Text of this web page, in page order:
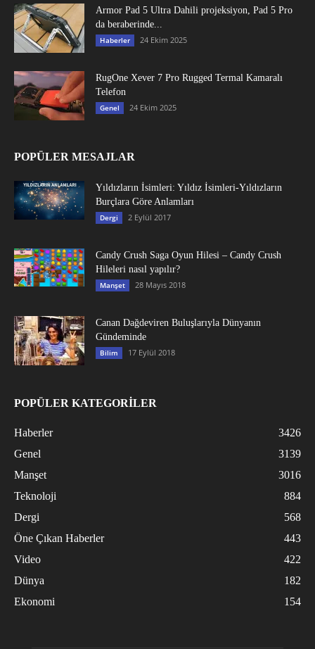
Armor Pad 5 Ultra Dahili projeksiyon, Pad 5 Pro
da beraberinde...
Haberler 24 Ekim 2025
RugOne Xever 7 Pro Rugged Termal Kamaralı
Telefon
Genel 24 Ekim 2025
POPÜLER MESAJLAR
Yıldızların İsimleri: Yıldız İsimleri-Yıldızların
Burçlara Göre Anlamları
Dergi 2 Eylül 2017
Candy Crush Saga Oyun Hilesi – Candy Crush
Hileleri nasıl yapılır?
Manşet 28 Mayıs 2018
Canan Dağdeviren Buluşlarıyla Dünyanın
Gündeminde
Bilim 17 Eylül 2018
POPÜLER KATEGORİLER
Haberler
3426
Genel
3139
Manşet
3016
Teknoloji
884
Dergi
568
Öne Çıkan Haberler
443
Video
422
Dünya
182
Ekonomi
154